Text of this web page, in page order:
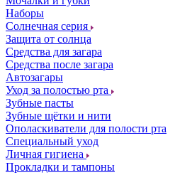
Наборы
Солнечная серия
Защита от солнца
Средства для загара
Средства после загара
Автозагары
Уход за полостью рта
Зубные пасты
Зубные щётки и нити
Ополаскиватели для полости рта
Специальный уход
Личная гигиена
Прокладки и тампоны